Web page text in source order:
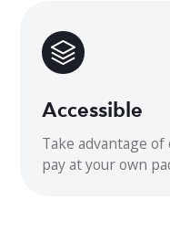
33,66 x 9,09 x 11,69
Dimensions
31,69 x 12,99 x 21,81
Accessible
Take advantage
pay at your own